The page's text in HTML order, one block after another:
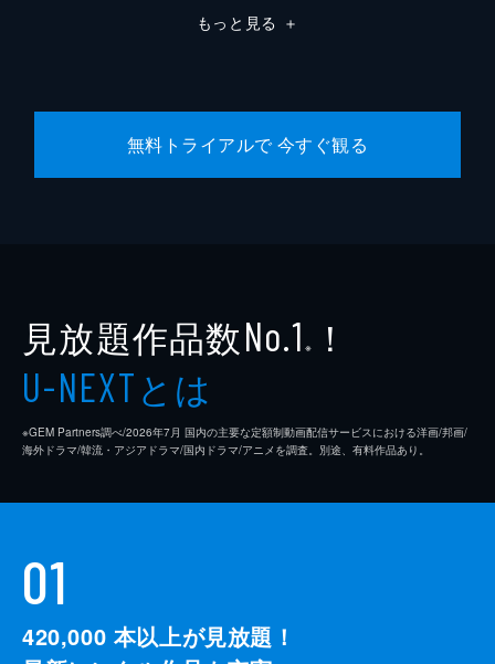
もっと見る ＋
無料トライアルで 今すぐ観る
見放題作品数No.1 ※ ！
U-NEXTとは
※GEM Partners調べ/2026年7⽉ 国内の主要な定額制動画配信サービスにおける洋画/邦画/
海外ドラマ/韓流・アジアドラマ/国内ドラマ/アニメを調査。別途、有料作品あり。
01
420,000 本以上が見放題！